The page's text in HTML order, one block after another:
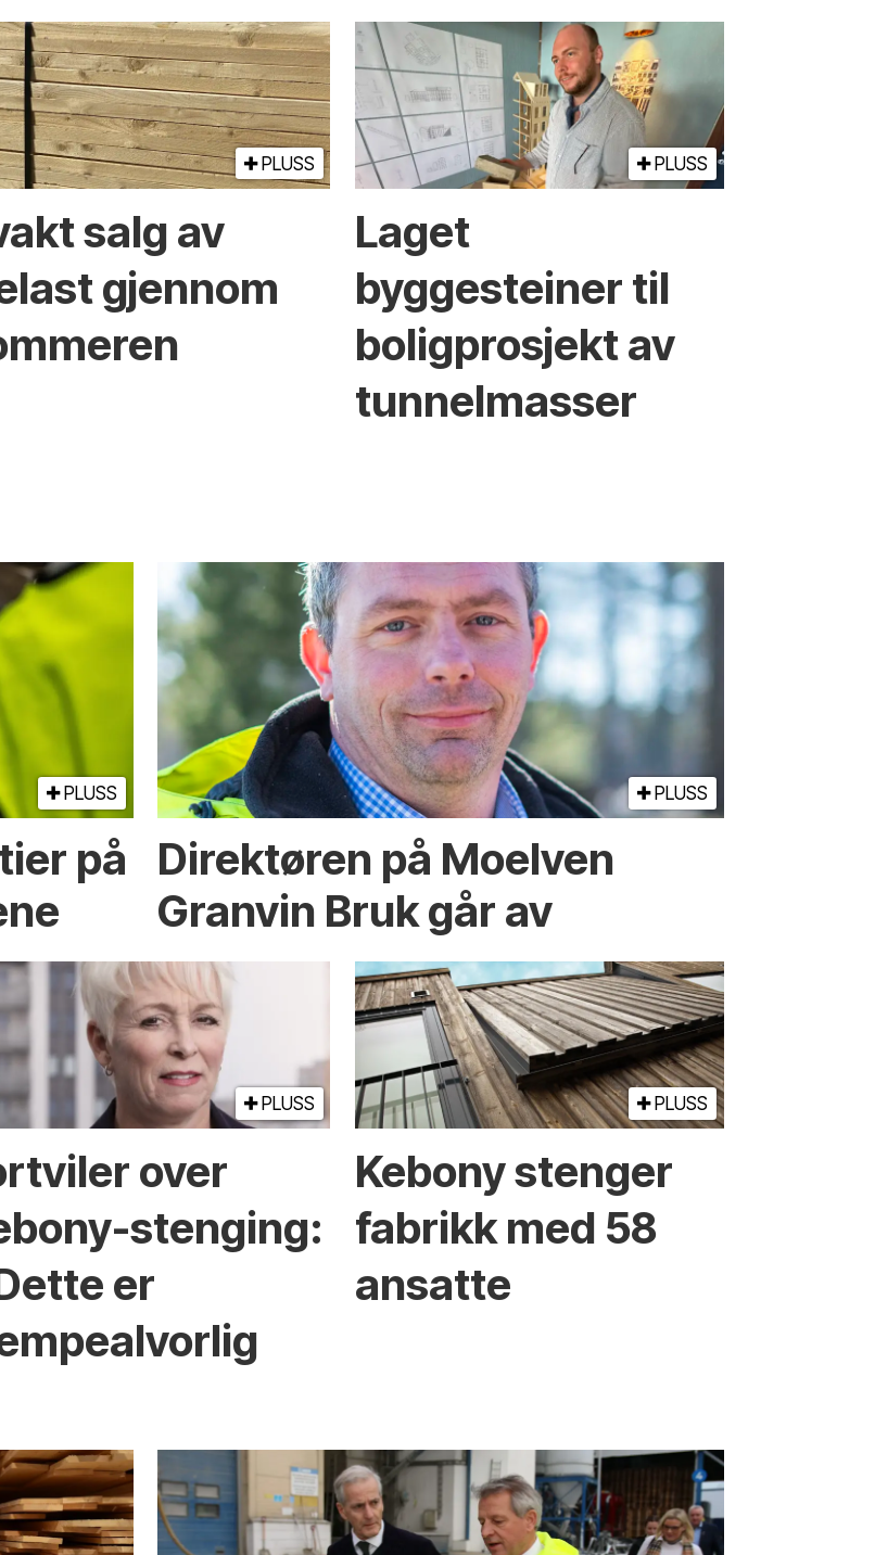
PLUSS
salg av
gjennom
PLUSS
Laget
byggesteiner til
boligprosjekt av
tunnelmasser
PLUSS
på
PLUSS
Direktøren på Moelven
Granvin Bruk går av
PLUSS
over
stenging:
er
PLUSS
Kebony stenger
fabrikk med 58
ansatte